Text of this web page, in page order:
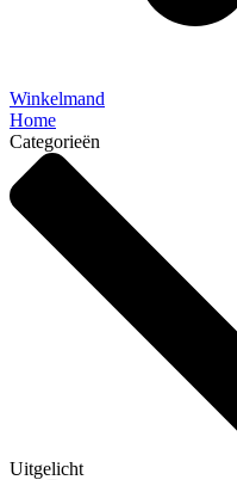
Winkelmand
Home
Categorieën
Uitgelicht